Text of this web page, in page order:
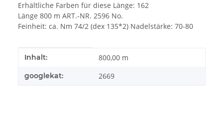
Erhältliche Farben für diese Länge: 162
Länge 800 m ART.-NR. 2596 No.
Feinheit: ca. Nm 74/2 (dex 135*2) Nadelstärke: 70-80
Produkteigenschaft
Wert
Inhalt: 800,00 m
googlekat: 2669